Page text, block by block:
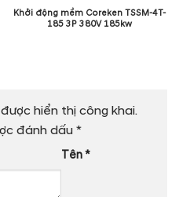
Khởi động mềm Coreken TSSM-4T-
185 3P 380V 185kw
hiển thị công khai.
đánh dấu *
Tên*